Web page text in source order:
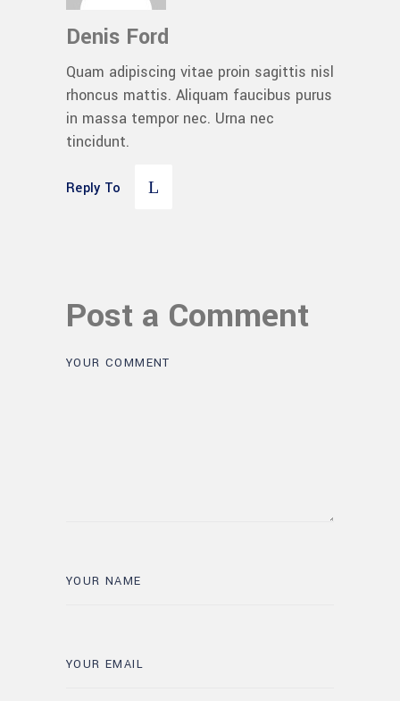
Denis Ford
Quam adipiscing vitae proin sagittis nisl
rhoncus mattis. Aliquam faucibus purus
in massa tempor nec. Urna nec
tincidunt.
Reply To
Post a Comment